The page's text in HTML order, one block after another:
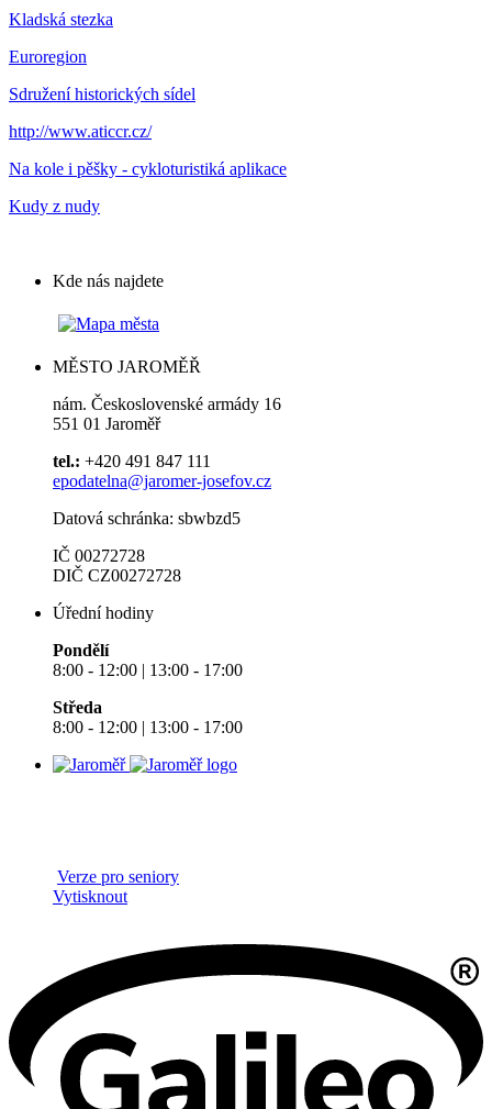
Kladská stezka
Euroregion
Sdružení historických sídel
http://www.aticcr.cz/
Na kole i pěšky - cykloturistiká aplikace
Kudy z nudy
Kde nás najdete
MĚSTO JAROMĚŘ
nám. Československé armády 16
551 01 Jaroměř
tel.: +420 491 847 111
epodatelna@jaromer-josefov.cz
Datová schránka: sbwbzd5
IČ 00272728
DIČ CZ00272728
Úřední hodiny
Pondělí
8:00 - 12:00 | 13:00 - 17:00
Středa
8:00 - 12:00 | 13:00 - 17:00
Verze pro seniory
Vytisknout